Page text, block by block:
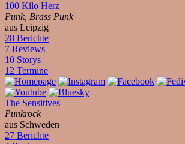
100 Kilo Herz
Punk, Brass Punk
aus Leipzig
28 Berichte
7 Reviews
10 Storys
12 Termine
The Sensitives
Punkrock
aus Schweden
27 Berichte